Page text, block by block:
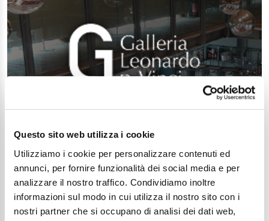
Questo sito web utilizza i cookie
Utilizziamo i cookie per personalizzare contenuti ed
annunci, per fornire funzionalità dei social media e per
analizzare il nostro traffico. Condividiamo inoltre
informazioni sul modo in cui utilizza il nostro sito con i
nostri partner che si occupano di analisi dei dati web,